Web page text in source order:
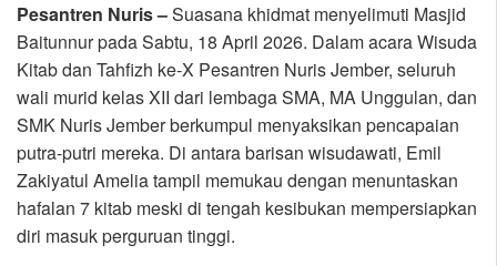
Pesantren Nuris –Suasana khidmat menyelimuti Masjid
Baitunnur pada Sabtu, 18 April 2026. Dalam acara Wisuda
Kitab dan Tahfizh ke-X Pesantren Nuris Jember, seluruh
wali murid kelas XII dari lembaga SMA, MA Unggulan, dan
SMK Nuris Jember berkumpul menyaksikan pencapaian
putra-putri mereka. Di antara barisan wisudawati, Emil
Zakiyatul Amelia tampil memukau dengan menuntaskan
hafalan 7 kitab meski di tengah kesibukan mempersiapkan
diri masuk perguruan tinggi.